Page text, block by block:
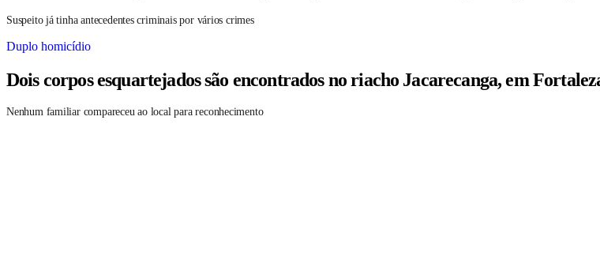
Suspeito já tinha antecedentes criminais por vários crimes
Duplo homicídio
Dois corpos esquartejados são encontrados no riacho Jacarecanga, em
Nenhum familiar compareceu ao local para reconhecimento